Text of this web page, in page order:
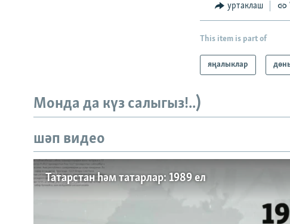
уртаклаш
This item is part of
яңалыклар
Монда да күз салыгыз!..)
шәп видео
Татарстан һәм татарлар: 1989 ел